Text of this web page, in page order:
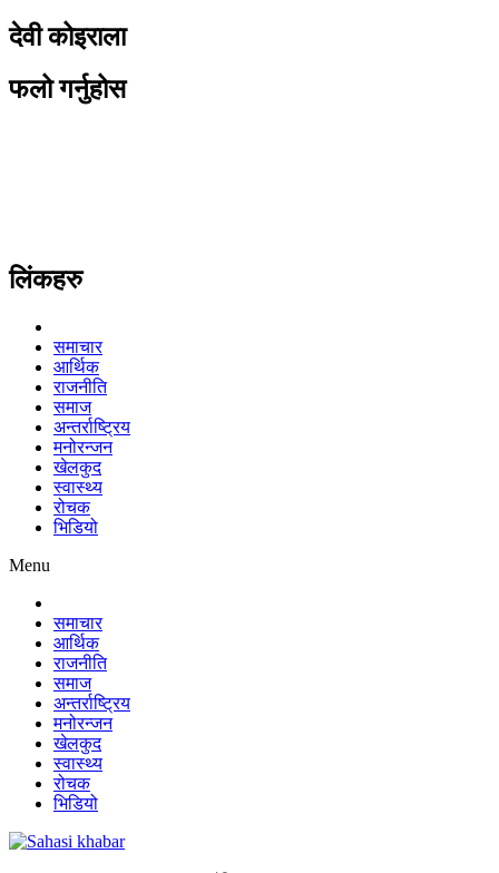
देवी कोइराला
फलो गर्नुहोस
लिंकहरु
समाचार
आर्थिक
राजनीति
समाज
अन्तर्राष्ट्रिय
मनोरन्जन
खेलकुद
स्वास्थ्य
रोचक
भिडियो
Menu
समाचार
आर्थिक
राजनीति
समाज
अन्तर्राष्ट्रिय
मनोरन्जन
खेलकुद
स्वास्थ्य
रोचक
भिडियो